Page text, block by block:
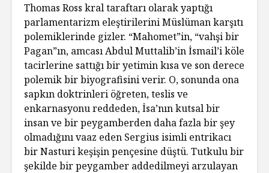
Thomas Ross kral taraftarı olarak yaptığı
parlamentarizm eleştirilerini Müslüman karşıtı
polemiklerinde gizler. “Mahomet”in, “vahşi bir
Pagan”ın, amcası Abdul Muttalib’in İsmail’i köle
tacirlerine sattığı bir yetimin kısa ve son derece
polemik bir biyografisini verir. O, sonunda ona
sapkın doktrinleri öğreten, teslis ve
enkarnasyonu reddeden, İsa’nın kutsal bir
insan ve bir peygamberden daha fazla bir şey
olmadığını vaaz eden Sergius isimli entrikacı
bir Nasturi keşişin pençesine düştü. Tutkulu bir
şekilde bir peygamber addedilmeyi arzulayan